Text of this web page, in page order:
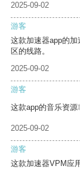
2025-09-02
游客
这款加速器app的
区的线路。
2025-09-02
游客
这款app的音乐资源
2025-09-02
游客
这款加速器VPM应